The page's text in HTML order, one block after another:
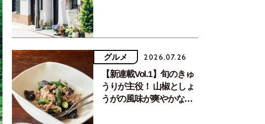
グルメ 2026.07.26
【新連載Vol.1】旬のきゅ
うりが主役！ 山椒としょ
うがの風味が爽やかな、